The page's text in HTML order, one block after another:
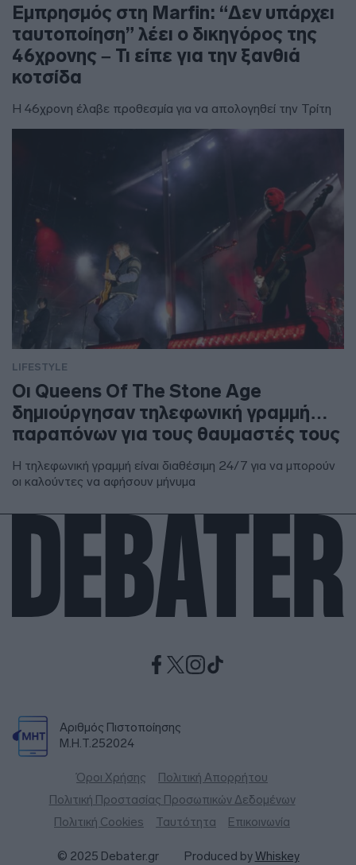
Εμπρησμός στη Marfin: “Δεν υπάρχει
ταυτοποίηση” λέει ο δικηγόρος της
46χρονης – Τι είπε για την ξανθιά
κοτσίδα
Η 46χρονη έλαβε προθεσμία για να απολογηθεί την Τρίτη
LIFESTYLE
Οι Queens Of The Stone Age
δημιούργησαν τηλεφωνική γραμμή…
παραπόνων για τους θαυμαστές τους
Η τηλεφωνική γραμμή είναι διαθέσιμη 24/7 για να μπορούν
οι καλούντες να αφήσουν μήνυμα
Αριθμός Πιστοποίησης
Μ.Η.Τ.252024
Όροι Χρήσης
Πολιτική Απορρήτου
Πολιτική Προστασίας Προσωπικών Δεδομένων
Πολιτική Cookies
Ταυτότητα Επικοινωνία
© 2025 Debater.gr Produced byWhiskey